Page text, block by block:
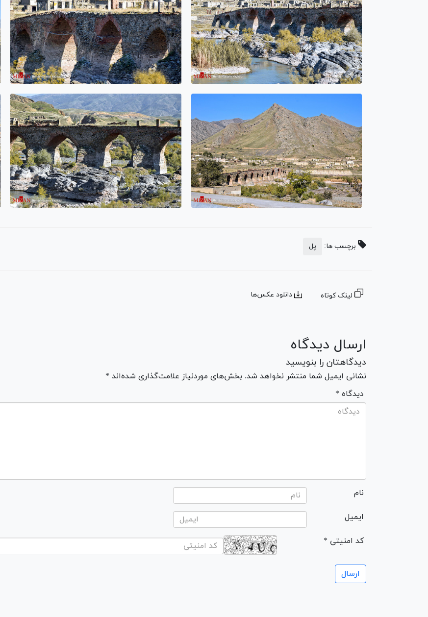
برچسب ها: پل
لینک کوتاه دانلود عکس‌ها
ارسال دیدگاه
دیدگاهتان را بنویسید
نشانی ایمیل شما منتشر نخواهد شد. بخش‌های موردنیاز علامت‌گذاری شده‌اند *
* دیدگاه
نام
ایمیل
* کد امنیتی